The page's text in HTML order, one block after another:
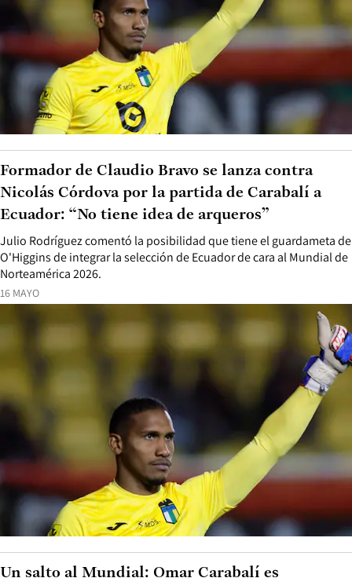
16 MAYO
Julio Rodríguez comentó la posibilidad que tiene el guardameta de
O'Higgins de integrar la selección de Ecuador de cara al Mundial de
Norteamérica 2026.
Formador de Claudio Bravo se lanza contra
Nicolás Córdova por la partida de Carabalí a
Ecuador: “No tiene idea de arqueros”
Un salto al Mundial: Omar Carabalí es